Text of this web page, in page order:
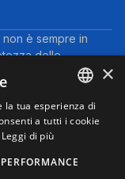
è sempre in
delle
della natura
tra le
presenti sul
ultime. I prezzi
dei veicoli nuovi
di eBay. Potremmo
ENGLISH
×
la tua esperienza di
a tutti i cookie
Leggi di più
PERFORMANCE